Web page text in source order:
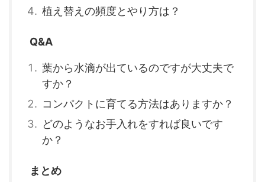
植え替えの頻度とやり方は？
Q&A
葉から水滴が出ているのですが大丈夫で
すか？
コンパクトに育てる方法はありますか？
どのようなお手入れをすれば良いです
か？
まとめ